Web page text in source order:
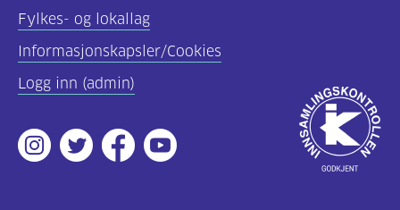
1
(43)
Diabetes
2
Fylkes- og lokallag
Informasjonskapsler/Cookies
Logg inn (admin)
Instagram
TwitterFacebookYoutube
Godkjent
av